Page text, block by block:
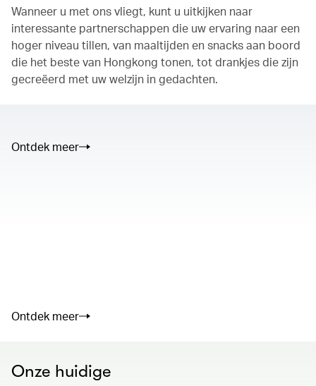
Wanneer u met ons vliegt, kunt u uitkijken naar
interessante partnerschappen die uw ervaring naar een
hoger niveau tillen, van maaltijden en snacks aan boord
die het beste van Hongkong tonen, tot drankjes die zijn
gecreëerd met uw welzijn in gedachten.
Ontdek meer
Ontdek meer
Onze huidige